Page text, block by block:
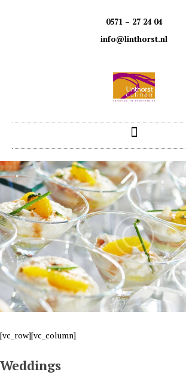
0571 – 27 24 04
info@linthorst.nl
[vc_row][vc_column]
Weddings